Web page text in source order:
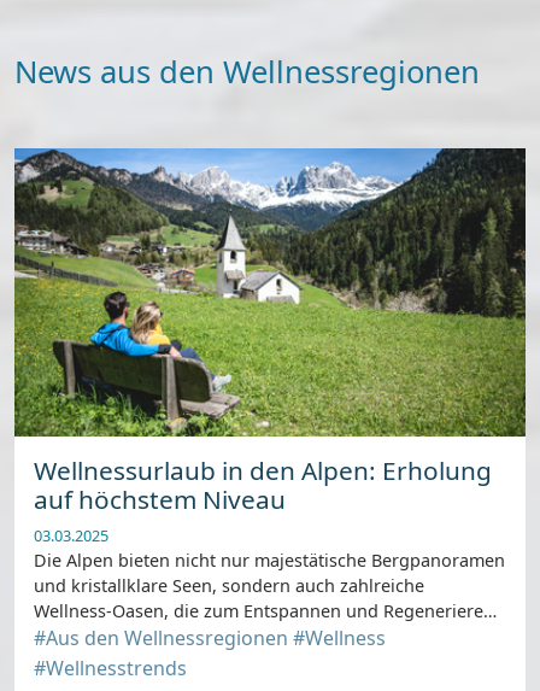
News aus den Wellnessregionen
Wellnessurlaub in den Alpen: Erholung
auf höchstem Niveau
03.03.2025
Die Alpen bieten nicht nur majestätische Bergpanoramen
und kristallklare Seen, sondern auch zahlreiche
Wellness-Oasen, die zum Entspannen und Regenerieren
einladen.
#Aus den Wellnessregionen #Wellness
#Wellnesstrends